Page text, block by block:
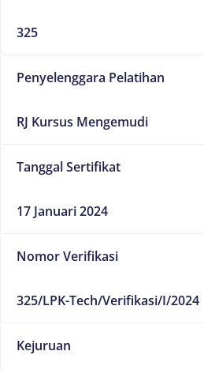
325
Penyelenggara Pelatihan
RJ Kursus Mengemudi
Tanggal Sertifikat
17 Januari 2024
Nomor Verifikasi
325/LPK-Tech/Verifikasi/I/2024
Kejuruan